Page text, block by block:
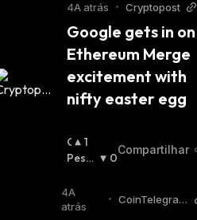
4A atrás • Cryptopost
Google gets in on
Ethereum Merge
excitement with
nifty easter egg
O
T
M
I
1
Pessi
0
Compartilhar
4A
atrás
•
CoinTelegrap